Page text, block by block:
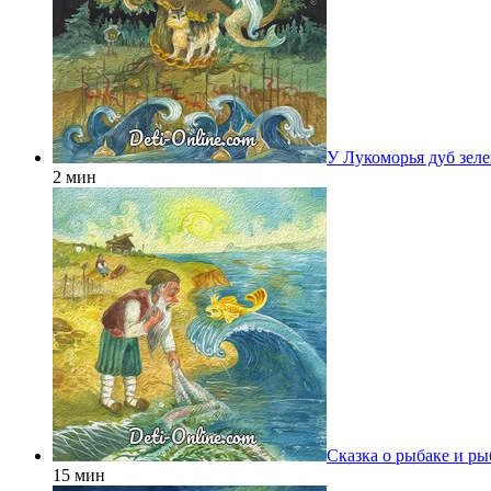
У Лукоморья дуб
2 мин
Сказка о рыбаке и
15 мин